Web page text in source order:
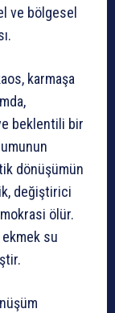
ve bölgesel
karmaşa
beklentili bir
dönüşümün
değiştirici
ölür.
su